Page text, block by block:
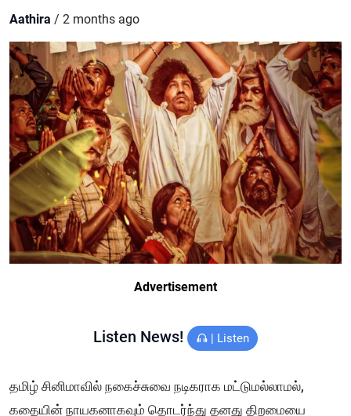
Aathira / 2 months ago
Advertisement
Listen News! | Listen
தமிழ் சினிமாவில் நகைச்சுவை நடிகராக மட்டுமல்லாமல்,
கதையின் நாயகனாகவும் தொடர்ந்து தனது திறமையை